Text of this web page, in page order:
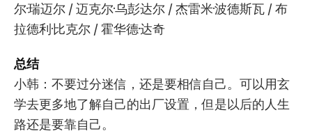
尔·瑞迈尔 / 迈克尔·乌彭达尔 / 杰雷米·波德斯瓦 / 布
拉德利·比克尔 / 霍华德·达奇
总结
小韩：不要过分迷信，还是要相信自己。可以用玄
学去更多地了解自己的出厂设置，但是以后的人生
路还是要靠自己。